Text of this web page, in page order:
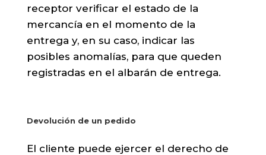
receptor verificar el estado de la
mercancía en el momento de la
entrega y, en su caso, indicar las
posibles anomalías, para que queden
registradas en el albarán de entrega.
Devolución de un pedido
El cliente puede ejercer el derecho de